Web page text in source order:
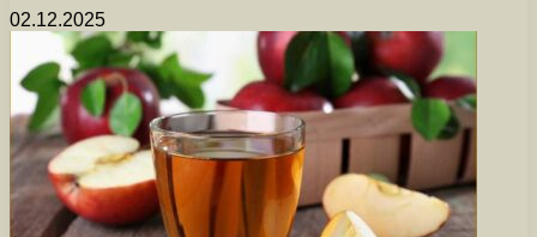
02.12.2025